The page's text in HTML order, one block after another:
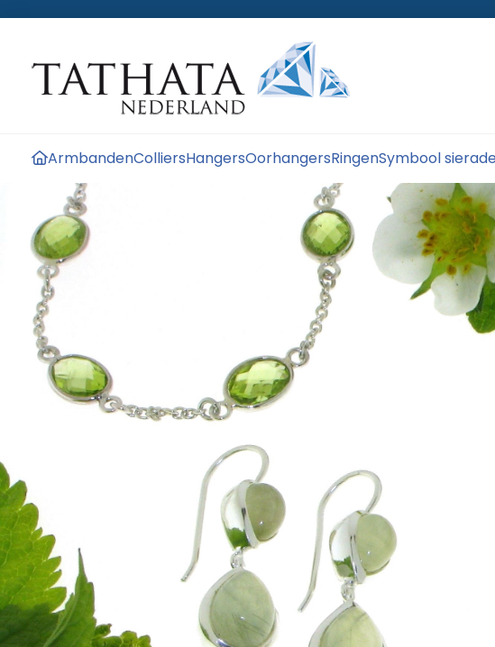
ArmbandenColliersHangersOorhangersRingenSymbool